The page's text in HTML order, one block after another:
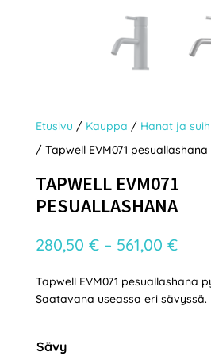
Etusivu / Kauppa / Hanat ja
/ Tapwell EVM071 pesuallashana
TAPWELL EVM071
PESUALLASHANA
280,50 € – 561,00 €
-
Tapwell EVM071 pesuallashana
Saatavana useassa eri sävyssä.
Sävy